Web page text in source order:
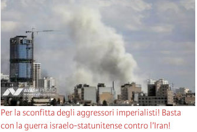
Per la sconfitta degli aggressori imperialisti! Basta
con la guerra israelo-statunitense contro l’Iran!